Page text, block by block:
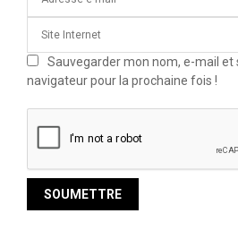
Sauvegarder mon nom, e-mail et
navigateur pour la prochaine fois !